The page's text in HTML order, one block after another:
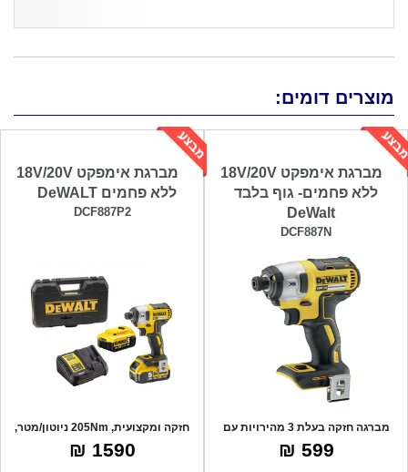
מוצרים דומים:
מברגת אימפקט 18V/20V
ללא פחמים- גוף בלבד
DeWalt
DCF887N
מברגה חזקה בעלת 3 מהירויות עם
מנוע ללא פ
599 ₪
מברגת אימפקט 18V/20V
ללא פחמים DeWALT
DCF887P2
חזקה ומקצועית, 205Nm ניוטון/מטר,
מנוע לל
1590 ₪